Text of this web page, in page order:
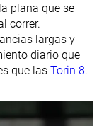
Tallan bien
Normal
plana que se
correr.
largas y
diario que
que las Torin 8.